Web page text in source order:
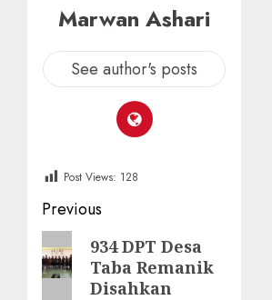
Marwan Ashari
See author's posts
Post Views: 128
Post
navigation
Previous
Previous
post:
934 DPT Desa
Taba Remanik
Disahkan